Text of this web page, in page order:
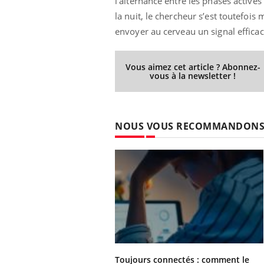
la nuit, le chercheur s’est toutefois
envoyer au cerveau un signal
Vous aimez cet article ? Abonnez-
vous à la newsletter !
NOUS VOUS RECOMMANDONS
Toujours connectés : comment le
Fatigue, irritabilité, brouillard mental ou
même alopécie… Les symptômes de la
carence en fer sont multiples ce qui la rend